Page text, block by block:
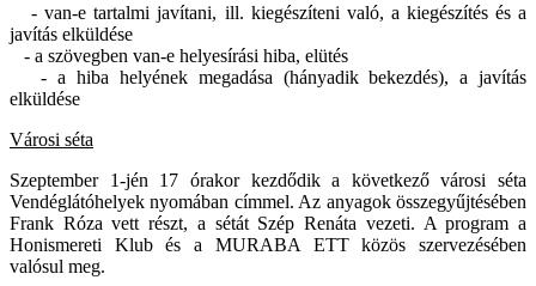
- van-e tartalmi javítani, ill. kiegészíteni való, a kiegészítés és a
javítás elküldése
- a szövegben van-e helyesírási hiba, elütés
- a hiba helyének megadása (hányadik bekezdés), a javítás
elküldése
Városi séta
Szeptember 1-jén 17 órakor kezdődik a következő városi séta
Vendéglátóhelyek nyomában címmel. Az anyagok összegyűjtésében
Frank Róza vett részt, a sétát Szép Renáta vezeti. A program a
Honismereti Klub és a MURABA ETT közös szervezésében
valósul meg.